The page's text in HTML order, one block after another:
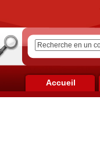
Accueil